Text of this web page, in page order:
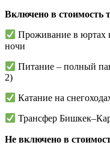
Включено в стоимость
Проживание в юртах
ночи
Питание – полный
2)
Катание на
Трансфер
Не включено в